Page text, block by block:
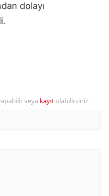
dolayı
veya kayıt olabilirsiniz.